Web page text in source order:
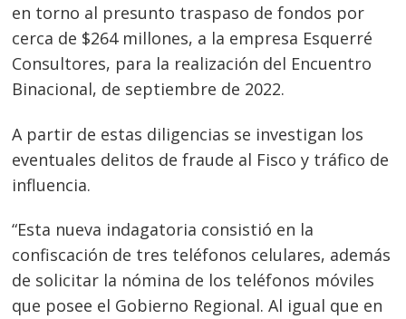
en torno al presunto traspaso de fondos por
cerca de $264 millones, a la empresa Esquerré
Consultores, para la realización del Encuentro
Binacional, de septiembre de 2022.
A partir de estas diligencias se investigan los
eventuales delitos de fraude al Fisco y tráfico de
influencia.
“Esta nueva indagatoria consistió en la
confiscación de tres teléfonos celulares, además
de solicitar la nómina de los teléfonos móviles
que posee el Gobierno Regional. Al igual que en